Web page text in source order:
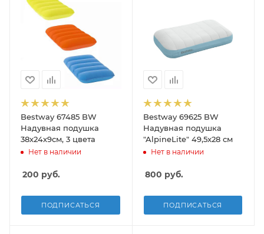
Bestway 67485 BW
Надувная подушка
38х24х9см, 3 цвета
Нет в наличии
200 руб.
ПОДПИСАТЬСЯ
Bestway 69625 BW
Надувная подушка
"AlpineLite" 49,5x28 см
Нет в наличии
800 руб.
ПОДПИСАТЬСЯ